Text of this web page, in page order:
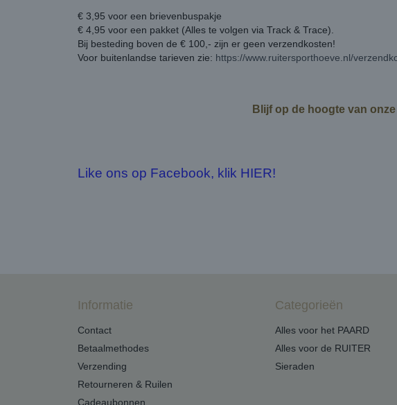
€ 3,95 voor een brievenbuspakje
€ 4,95 voor een pakket (Alles te volgen via Track & Trace).
Bij besteding boven de € 100,- zijn er geen verzendkosten!
Voor buitenlandse tarieven zie: https://www.ruitersporthoeve.nl/
Blijf op de hoogte van
Like ons op Facebook, klik HIER!
Informatie
Contact
Betaalmethodes
Verzending
Retourneren & Ruilen
Cadeaubonnen
Categorieën
Alles voor het PAARD
Alles voor de RUITER
Sieraden